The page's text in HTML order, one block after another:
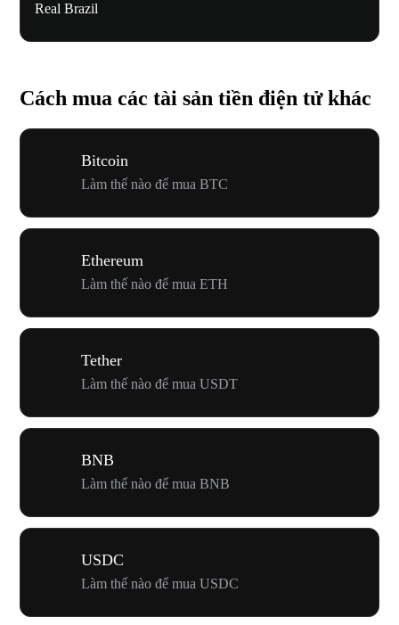
Real Brazil
Cách mua các tài sản tiền điện tử khác
Bitcoin
Làm thế nào để mua BTC
Ethereum
Làm thế nào để mua ETH
Tether
Làm thế nào để mua USDT
BNB
Làm thế nào để mua BNB
USDC
Làm thế nào để mua USDC